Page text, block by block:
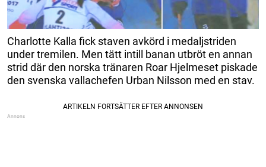
Charlotte Kalla fick staven avkörd i medaljstriden
under tremilen. Men tätt intill banan utbröt en annan
strid där den norska tränaren Roar Hjelmeset piskade
den svenska vallachefen Urban Nilsson med en stav.